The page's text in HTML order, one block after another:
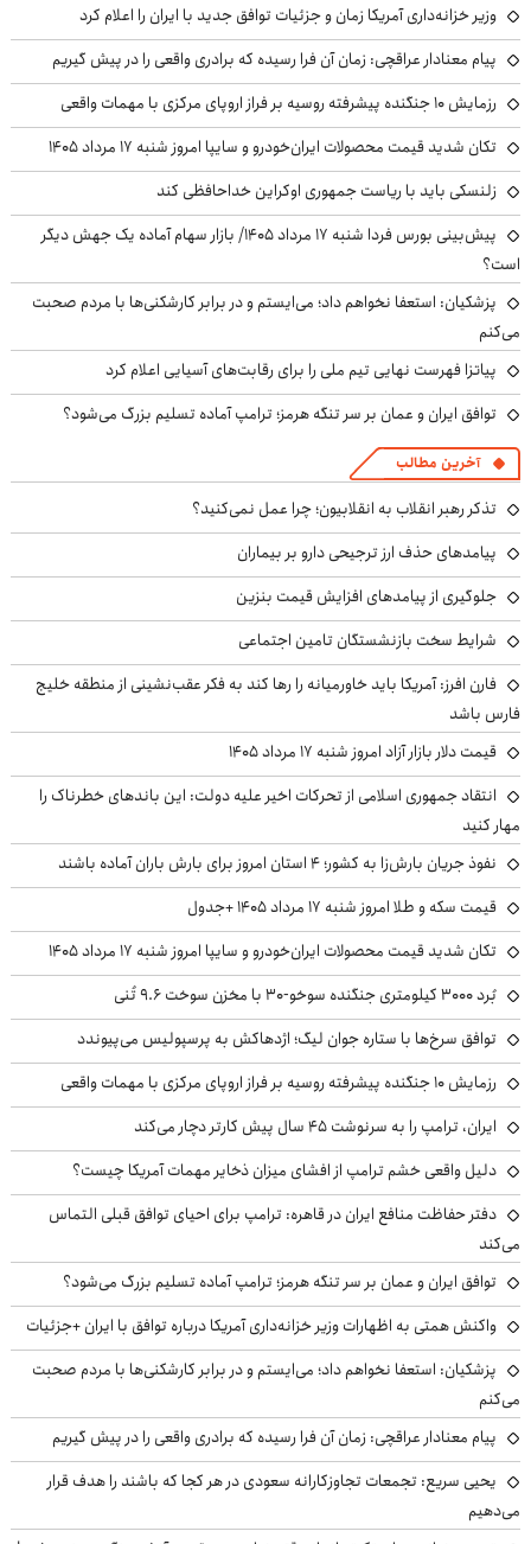
وزیر خزانه‌داری آمریکا زمان و جزئیات توافق جدید با ایران را اعلام کرد
پیام معنادار عراقچی: زمان آن فرا رسیده که برادری واقعی را در پیش گیریم
رزمایش ۱۰ جنگنده پیشرفته روسیه بر فراز اروپای مرکزی با مهمات واقعی
تکان شدید قیمت محصولات ایران‌خودرو و سایپا امروز شنبه ۱۷ مرداد ۱۴۰۵
زلنسکی باید با ریاست جمهوری اوکراین خداحافظی کند
پیش‌بینی بورس فردا شنبه ۱۷ مرداد ۱۴۰۵/ بازار سهام آماده یک جهش دیگر
است؟
پزشکیان: استعفا نخواهم داد؛ می‌ایستم و در برابر کارشکنی‌ها با مردم صحبت
می‌کنم
پیاتزا فهرست نهایی تیم ملی را برای رقابت‌های آسیایی اعلام کرد
توافق ایران و عمان بر سر تنگه هرمز؛ ترامپ آماده تسلیم بزرگ می‌شود؟
آخرین مطالب
تذکر رهبر انقلاب به انقلابیون؛ چرا عمل نمی‌کنید؟
پیامدهای حذف ارز ترجیحی دارو بر بیماران
جلوگیری از پیامدهای افزایش قیمت بنزین
شرایط سخت بازنشستگان تامین اجتماعی
فارن افرز: آمریکا باید خاورمیانه را رها کند به فکر عقب‌نشینی از منطقه خلیج
فارس باشد
قیمت دلار بازار آزاد امروز شنبه ۱۷ مرداد ۱۴۰۵
انتقاد جمهوری اسلامی از تحرکات اخیر علیه دولت: این باندهای خطرناک را
مهار کنید
نفوذ جریان بارش‌زا به کشور؛ ۴ استان امروز برای بارش باران آماده باشند
قیمت سکه و طلا امروز شنبه ۱۷ مرداد ۱۴۰۵ +جدول
تکان شدید قیمت محصولات ایران‌خودرو و سایپا امروز شنبه ۱۷ مرداد ۱۴۰۵
بُرد ۳۰۰۰ کیلومتری جنگنده سوخو-۳۰ با مخزن سوخت ۹.۶ تُنی
توافق سرخ‌ها با ستاره جوان لیگ؛ اژدهاکش به پرسپولیس می‌پیوندد
رزمایش ۱۰ جنگنده پیشرفته روسیه بر فراز اروپای مرکزی با مهمات واقعی
ایران، ترامپ را به سرنوشت ۴۵ سال پیش کارتر دچار می‌کند
دلیل واقعی خشم ترامپ از افشای میزان ذخایر مهمات آمریکا چیست؟
دفتر حفاظت منافع ایران در قاهره: ترامپ برای احیای توافق قبلی التماس
می‌کند
توافق ایران و عمان بر سر تنگه هرمز؛ ترامپ آماده تسلیم بزرگ می‌شود؟
واکنش همتی به اظهارات وزیر خزانه‌داری آمریکا درباره توافق با ایران +جزئیات
پزشکیان: استعفا نخواهم داد؛ می‌ایستم و در برابر کارشکنی‌ها با مردم صحبت
می‌کنم
پیام معنادار عراقچی: زمان آن فرا رسیده که برادری واقعی را در پیش گیریم
یحیی سریع: تجمعات تجاوزکارانه سعودی در هر کجا که باشند را هدف قرار
می‌دهیم